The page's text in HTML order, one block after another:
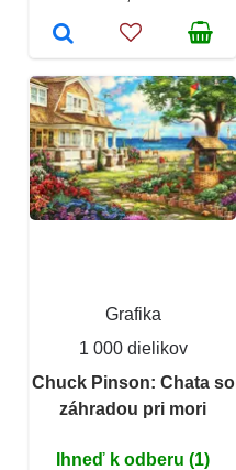
Grafika
1 000 dielikov
Chuck Pinson: Chata so
záhradou pri mori
Ihneď k odberu (1)